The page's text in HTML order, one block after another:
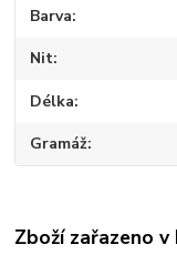
Barva
Nit
Délka
Gramáž
Zboží zařazeno